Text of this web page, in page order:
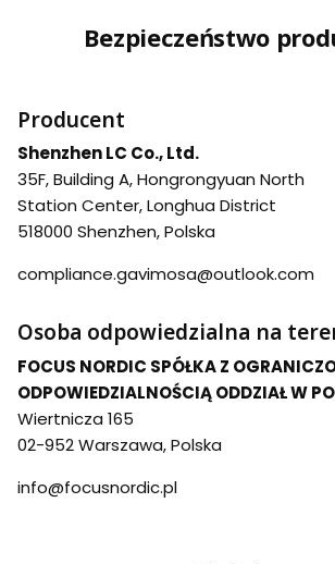
Bezpieczeństwo
Producent
Shenzhen LC Co., Ltd.
35F, Building A, Hongrongyuan North
Station Center, Longhua District
518000 Shenzhen, Polska
compliance.gavimosa@outlook.com
Osoba odpowiedzialna na
FOCUS NORDIC SPÓŁKA Z
ODPOWIEDZIALNOŚCIĄ ODDZIAŁ W
Wiertnicza 165
02-952 Warszawa, Polska
info@focusnordic.pl